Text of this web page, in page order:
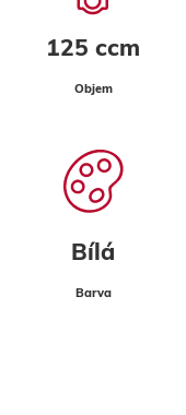
125 ccm
Objem
Bílá
Barva